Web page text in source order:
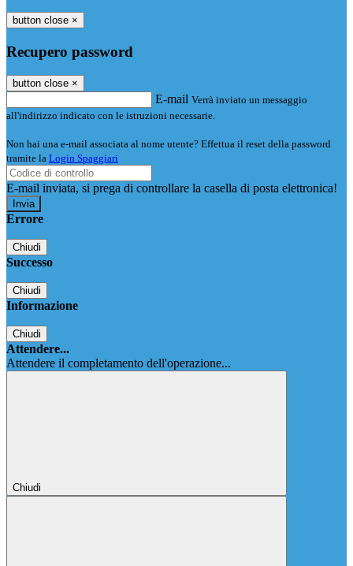
button close ×
Recupero password
button close ×
E-mail Verrà inviato un messaggio
all'indirizzo indicato con le istruzioni necessarie.
Non hai una e-mail associata al nome utente? Effettua il reset della password
tramite la Login Spaggiari
E-mail inviata, si prega di controllare la casella di posta elettronica!
Errore
Chiudi
Successo
Chiudi
Informazione
Chiudi
Attendere...
Attendere il completamento dell'operazione...
Chiudi